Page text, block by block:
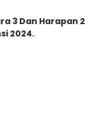
3 Dan Harapan 2
2024.